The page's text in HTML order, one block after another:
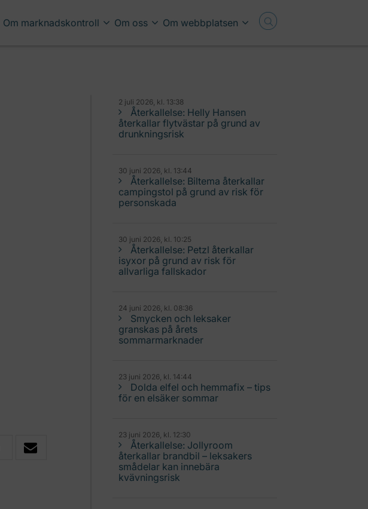
Om marknadskontroll Om oss Om webbplatsen
2 juli 2026, kl. 13:38
Återkallelse: Helly Hansen
återkallar flytvästar på grund av
drunkningsrisk
30 juni 2026, kl. 13:44
Återkallelse: Biltema återkallar
campingstol på grund av risk för
personskada
30 juni 2026, kl. 10:25
Återkallelse: Petzl återkallar
isyxor på grund av risk för
allvarliga fallskador
24 juni 2026, kl. 08:36
Smycken och leksaker
granskas på årets
sommarmarknader
23 juni 2026, kl. 14:44
Dolda elfel och hemmafix – tips
för en elsäker sommar
23 juni 2026, kl. 12:30
Återkallelse: Jollyroom
återkallar brandbil – leksakers
smådelar kan innebära
kvävningsrisk